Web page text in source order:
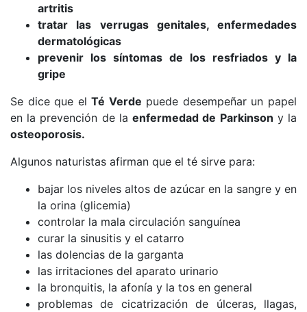
artritis
tratar las verrugas genitales, enfermedades
dermatológicas
prevenir los síntomas de los resfriados y la
gripe
Se dice que elTé Verde puede desempeñar un papel
en la prevención de laenfermedad de Parkinson y la
osteoporosis.
Algunos naturistas afirman que el té sirve para:
bajar los niveles altos de azúcar en la sangre y en
la orina (glicemia)
controlar la mala circulación sanguínea
curar la sinusitis y el catarro
las dolencias de la garganta
las irritaciones del aparato urinario
la bronquitis, la afonía y la tos en general
problemas de cicatrización de úlceras, llagas,